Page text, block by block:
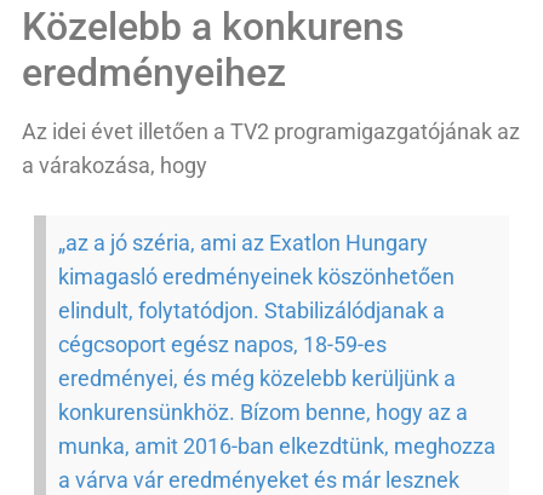
Közelebb a konkurens
eredményeihez
Az idei évet illetően a TV2 programigazgatójának az
a várakozása, hogy
„az a jó széria, ami az Exatlon Hungary
kimagasló eredményeinek köszönhetően
elindult, folytatódjon. Stabilizálódjanak a
cégcsoport egész napos, 18-59-es
eredményei, és még közelebb kerüljünk a
konkurensünkhöz. Bízom benne, hogy az a
munka, amit 2016-ban elkezdtünk, meghozza
a várva vár eredményeket és már lesznek